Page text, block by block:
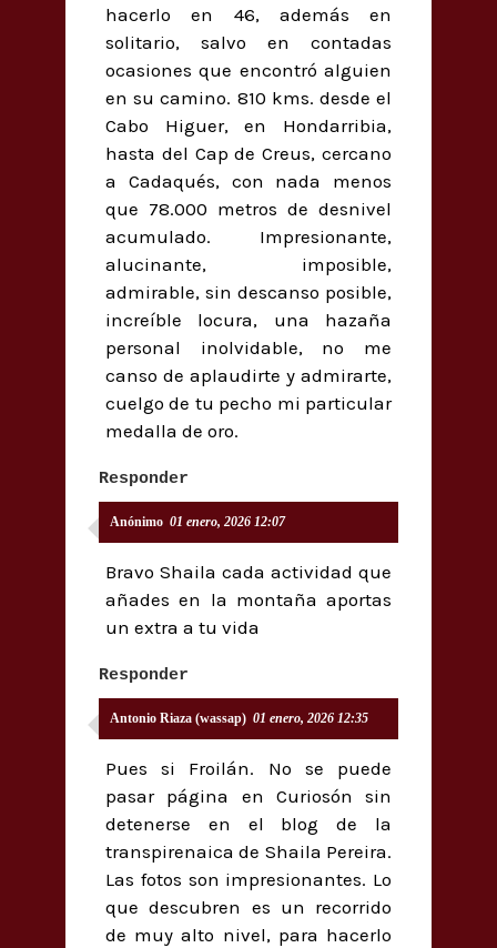
hacerlo en 46, además en
solitario, salvo en contadas
ocasiones que encontró alguien
en su camino. 810 kms. desde el
Cabo Higuer, en Hondarribia,
hasta del Cap de Creus, cercano
a Cadaqués, con nada menos
que 78.000 metros de desnivel
acumulado. Impresionante,
alucinante, imposible,
admirable, sin descanso posible,
increíble locura, una hazaña
personal inolvidable, no me
canso de aplaudirte y admirarte,
cuelgo de tu pecho mi particular
medalla de oro.
Responder
Anónimo 01 enero, 2026 12:07
Bravo Shaila cada actividad que
añades en la montaña aportas
un extra a tu vida
Responder
Antonio Riaza (wassap) 01 enero, 2026 12:35
Pues si Froilán. No se puede
pasar página en Curiosón sin
detenerse en el blog de la
transpirenaica de Shaila Pereira.
Las fotos son impresionantes. Lo
que descubren es un recorrido
de muy alto nivel, para hacerlo